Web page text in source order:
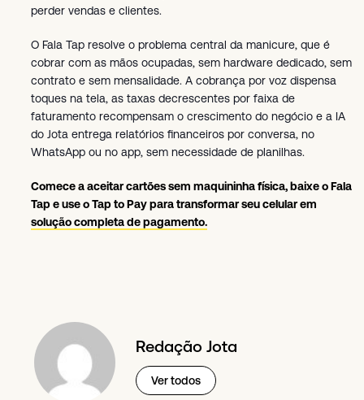
perder vendas e clientes.
O Fala Tap resolve o problema central da manicure, que é
cobrar com as mãos ocupadas, sem hardware dedicado, sem
contrato e sem mensalidade. A cobrança por voz dispensa
toques na tela, as taxas decrescentes por faixa de
faturamento recompensam o crescimento do negócio e a IA
do Jota entrega relatórios financeiros por conversa, no
WhatsApp ou no app, sem necessidade de planilhas.
Comece a aceitar cartões sem maquininha física, baixe o Fala
Tap e use o Tap to Pay para transformar seu celular em
solução completa de pagamento.
Redação Jota
Ver todos